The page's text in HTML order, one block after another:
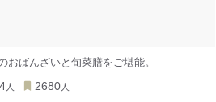
おばんざいと旬菜膳をご堪能。
人 2680 人